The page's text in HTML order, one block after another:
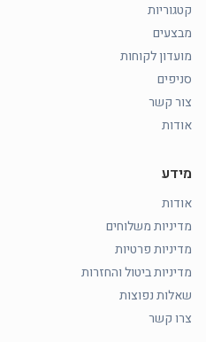
קטגוריות
מבצעים
מועדון לקוחות
סניפים
צור קשר
אודות
מידע
אודות
מדיניות משלוחים
מדיניות פרטיות
מדיניות ביטול והחזרות
שאלות נפוצות
צרו קשר